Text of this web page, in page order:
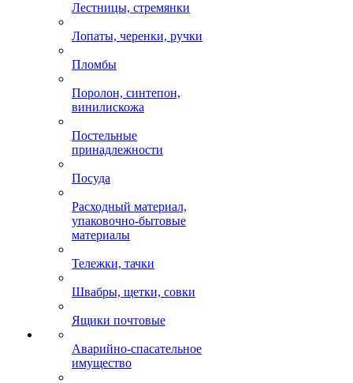
Лестницы, стремянки
Лопаты, черенки, ручки
Пломбы
Поролон, синтепон,
винилискожа
Постельные
принадлежности
Посуда
Расходный материал,
упаковочно-бытовые
материалы
Тележки, тачки
Швабры, щетки, совки
Ящики почтовые
Аварийно-спасательное
имущество